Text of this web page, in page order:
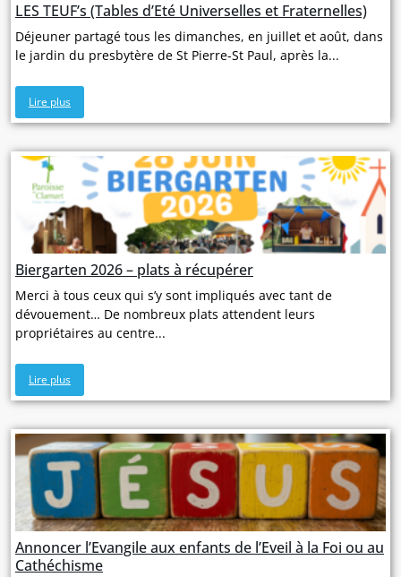
LES TEUF’s (Tables d’Eté Universelles et Fraternelles)
Déjeuner partagé tous les dimanches, en juillet et août, dans
le jardin du presbytère de St Pierre-St Paul, après la...
Lire plus
Biergarten 2026 – plats à récupérer
Merci à tous ceux qui s’y sont impliqués avec tant de
dévouement… De nombreux plats attendent leurs
propriétaires au centre...
Lire plus
Annoncer l’Evangile aux enfants de l’Eveil à la Foi ou au
Cathéchisme